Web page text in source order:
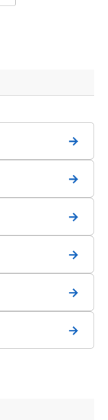
→
→
→
→
→
→